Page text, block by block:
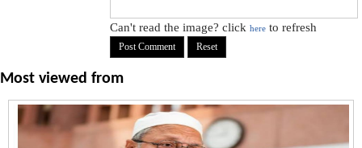
Can't read the image? clickhere to refresh
Most viewed from